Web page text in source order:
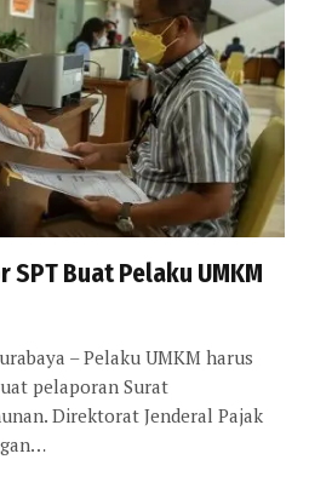
SPT Buat Pelaku UMKM
– Pelaku UMKM harus
pelaporan Surat
Direktorat Jenderal Pajak